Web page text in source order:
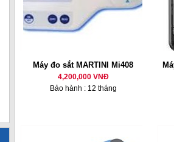
Máy đo sắt MARTINI Mi408
4,200,000 VNĐ
Bảo hành : 12 tháng